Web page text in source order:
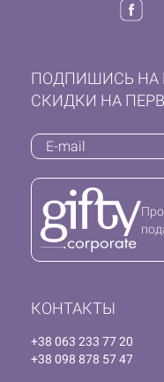
КОНТАКТЫ
+38 063 233 77 20
+38 098 878 57 47
ПОДПИШИСЬ НА
СКИДКИ НА